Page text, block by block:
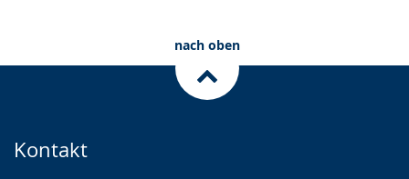
nach oben
Kontakt